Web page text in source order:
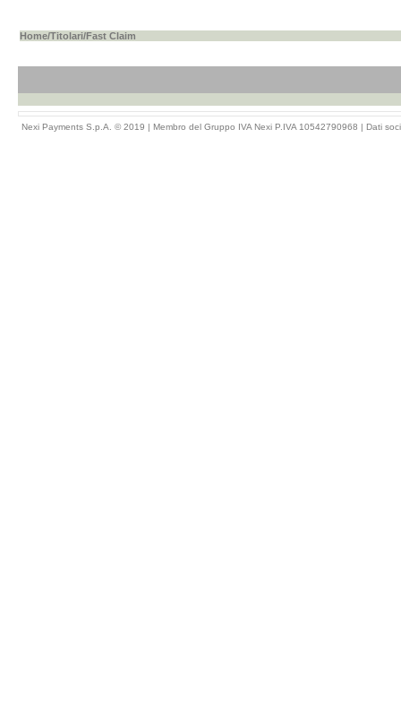
Home/Titolari/Fast Claim
Nexi Payments S.p.A. © 2019 | Membro del Gruppo IVA Nexi P.IVA 10542790968 | Dati